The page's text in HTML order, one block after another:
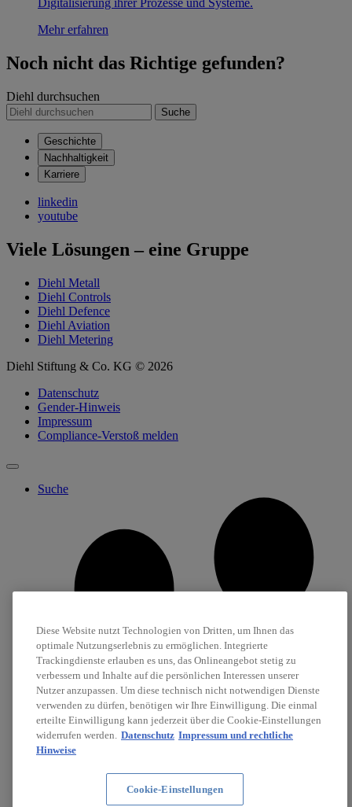
Digitalisierung ihrer Prozesse und Systeme.
Mehr erfahren
Noch nicht das Richtige gefunden?
Diehl durchsuchen
Suche
Geschichte
Nachhaltigkeit
Karriere
linkedin
youtube
Viele Lösungen – eine Gruppe
Diehl Metall
Diehl Controls
Diehl Defence
Diehl Aviation
Diehl Metering
Diehl Stiftung & Co. KG © 2026
Datenschutz
Gender-Hinweis
Impressum
Compliance-Verstoß melden
Suche
Diese Website nutzt Technologien von Dritten, um Ihnen das
optimale Nutzungserlebnis zu ermöglichen. Integrierte
Trackingdienste erlauben es uns, das Onlineangebot stetig zu
verbessern und Inhalte auf die persönlichen Interessen unserer
Nutzer anzupassen. Um diese technisch nicht notwendigen Dienste
verwenden zu dürfen, benötigen wir Ihre Einwilligung. Die einmal
erteilte Einwilligung kann jederzeit über die Cookie-Einstellungen
widerrufen werden. Datenschutz Impressum und rechtliche
Hinweise
Cookie-Einstellungen